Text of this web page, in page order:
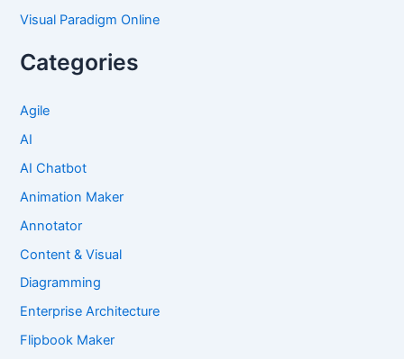
Visual Paradigm Online
Categories
Agile
AI
AI Chatbot
Animation Maker
Annotator
Content & Visual
Diagramming
Enterprise Architecture
Flipbook Maker